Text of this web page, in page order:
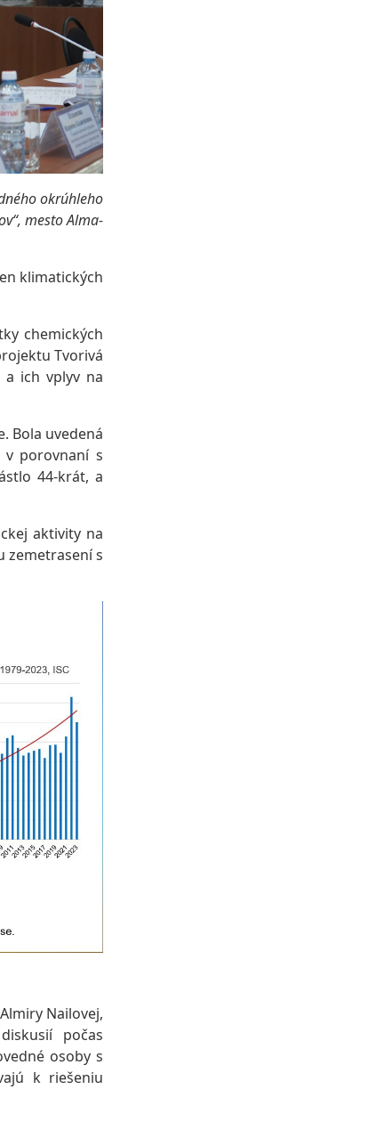
okrúhleho
mesto Alma-
klimatických
chemických
Tvorivá
a ich vplyv na
Bola uvedená
v porovnaní s
44-krát, a
aktivity na
zemetrasení s
Nailovej,
počas
osoby s
k riešeniu